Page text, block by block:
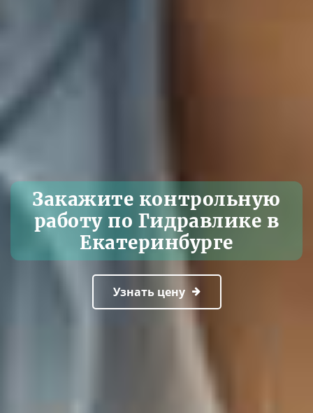
Закажите контрольную
работу по Гидравлике в
Екатеринбурге
Узнать цену